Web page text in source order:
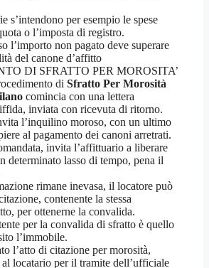
s’intendono per esempio le spese
o l’imposta di registro.
l’importo non pagato deve superare
del canone d’affitto
DI SFRATTO PER MOROSITA’
di Sfratto Per Morosità
comincia con una lettera
inviata con ricevuta di ritorno.
l’inquilino moroso, con un ultimo
al pagamento dei canoni arretrati.
invita l’affittuario a liberare
determinato lasso di tempo, pena il
rimane inevasa, il locatore può
contenente la stessa
per ottenerne la convalida.
per la convalida di sfratto è quello
l’immobile.
l’atto di citazione per morosità,
locatario per il tramite dell’ufficiale